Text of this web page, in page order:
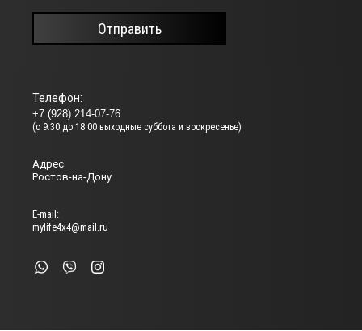
Телефон:
+7 (928) 214-07-76
(с 9:30 до 18:00 выходные суббота и воскресенье)
Адрес
Ростов-на-Дону
Е-mail:
mylife4x4@mail.ru
Отправить